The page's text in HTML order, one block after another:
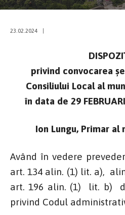
23.02.2024
privind convocarea
Consiliului Local al
în data de 29
Ion Lungu, Primar al
Având în vedere
art. 134 alin. (1) lit. a),
art. 196 alin. (1) lit. b)
privind Codul